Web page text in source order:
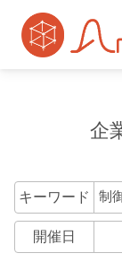
企
キーワード
開催日